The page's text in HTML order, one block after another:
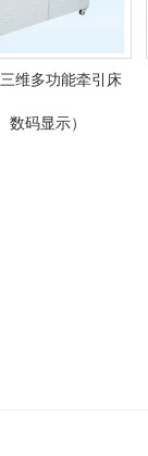
维多功能牵引床
数码显示）